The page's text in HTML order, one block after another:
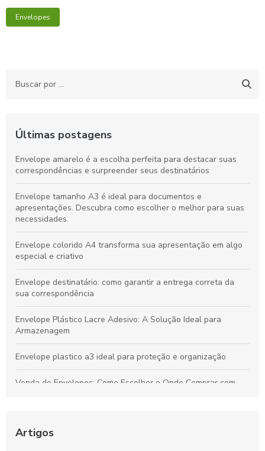
Envelopes
Últimas postagens
Envelope amarelo é a escolha perfeita para destacar suas
correspondências e surpreender seus destinatários
Envelope tamanho A3 é ideal para documentos e
apresentações. Descubra como escolher o melhor para suas
necessidades.
Envelope colorido A4 transforma sua apresentação em algo
especial e criativo
Envelope destinatário: como garantir a entrega correta da
sua correspondência
Envelope Plástico Lacre Adesivo: A Solução Ideal para
Armazenagem
Envelope plastico a3 ideal para proteção e organização
Venda de Envelopes: Como Escolher e Onde Comprar com
e organização
Artigos